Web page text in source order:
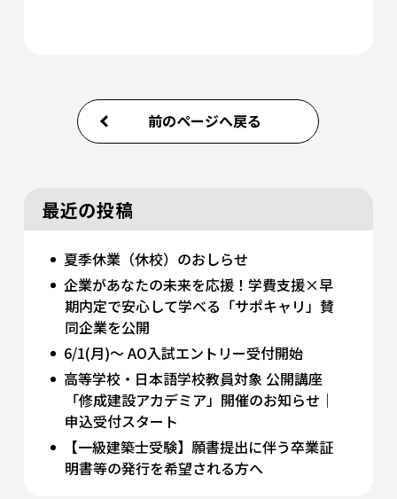
前のページへ戻る
最近の投稿
夏季休業（休校）のおしらせ
企業があなたの未来を応援！学費支援×早
期内定で安心して学べる「サポキャリ」賛
同企業を公開
6/1(月)～ AO入試エントリー受付開始
高等学校・日本語学校教員対象 公開講座
「修成建設アカデミア」開催のお知らせ｜
申込受付スタート
【一級建築士受験】願書提出に伴う卒業証
明書等の発行を希望される方へ